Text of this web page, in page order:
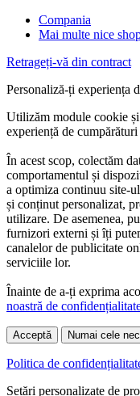
Compania
Mai multe nice
Retrageți-vă din contract
Personaliză-ți experiența
Utilizăm module cookie
experiență de
În acest scop, colectăm
comportamentul și
a optimiza continuu site-
și conținut personalizat,
utilizare. De asemenea,
furnizori externi și îți
canalelor de publicitate
serviciile lor.
Înainte de a-ți exprima
noastră de
Acceptă Numai cele
Politica de
Setări personalizate de